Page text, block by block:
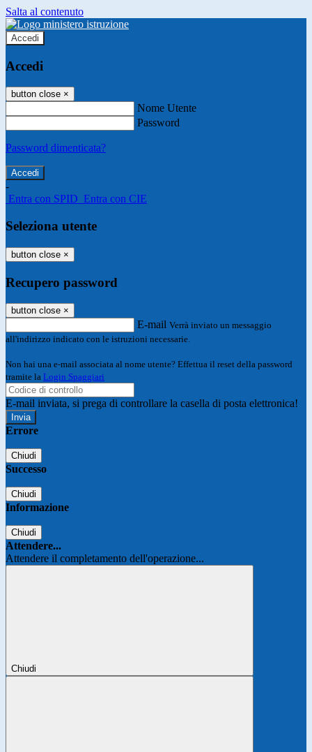
Salta al contenuto
Accedi
Accedi
button close ×
Nome Utente
Password
Password dimenticata?
-
Entra con SPID Entra con CIE
Seleziona utente
button close ×
Recupero password
button close ×
E-mail Verrà inviato un messaggio
all'indirizzo indicato con le istruzioni necessarie.
Non hai una e-mail associata al nome utente? Effettua il reset della password
tramite la Login Spaggiari
E-mail inviata, si prega di controllare la casella di posta elettronica!
Errore
Chiudi
Successo
Chiudi
Informazione
Chiudi
Attendere...
Attendere il completamento dell'operazione...
Chiudi